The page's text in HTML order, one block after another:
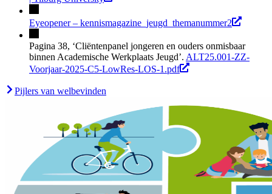
Eyeopener – kennismagazine_jeugd_themanummer2
Pagina 38, ‘Cliëntenpanel jongeren en ouders onmisbaar
binnen Academische Werkplaats Jeugd’. ALT25.001-ZZ-
Voorjaar-2025-C5-LowRes-LOS-1.pdf
Pijlers van welbevinden